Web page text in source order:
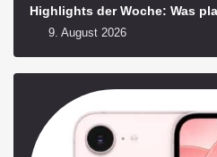
Highlights der Woche: Was
9. August 2026